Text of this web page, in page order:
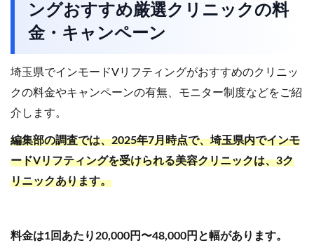
ングおすすめ厳選クリニックの料
金・キャンペーン
埼玉県でインモードVリフティングがおすすめのクリニッ
クの料金やキャンペーンの有無、モニター制度などをご紹
介します。
編集部の調査では、2025年7月時点で、埼玉県内でインモ
ードVリフティングを受けられる美容クリニックは、3ク
リニックあります。
料金は1回あたり20,000円〜48,000円と幅があります。